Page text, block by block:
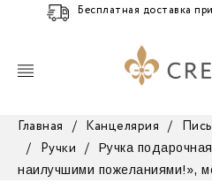
Бесплатная доставка
Главная / Канцелярия /
/
Ручки /
Ручка
наилучшими пожеланиями!»,